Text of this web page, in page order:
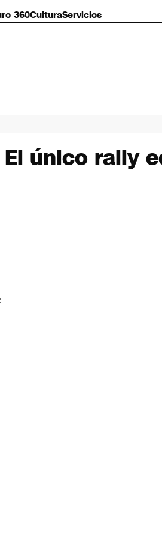
360CulturaServicios
único rally